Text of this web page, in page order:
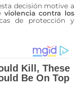
decisión motive a
violencia contra los
de protección y